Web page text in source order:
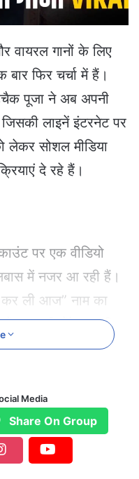
वायरल गानों के लिए
फिर चर्चा में हैं।
पूजा ने अब अपनी
जिसकी लाइनें इंटरनेट पर
लेकर सोशल मीडिया
दे रहे हैं।
पर एक वीडियो
में नजर आ रही हैं।
कर ली आज” नाम का
हैं – “शादी मैंने कर ली
में वह फूलों की
और वीडियो साझा
या प्रैंक समझा था।
उन्होंने वास्तव में शादी
Media
Share On Group